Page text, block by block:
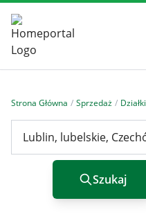
Strona Główna / Sprzedaż / Działki
Szukaj